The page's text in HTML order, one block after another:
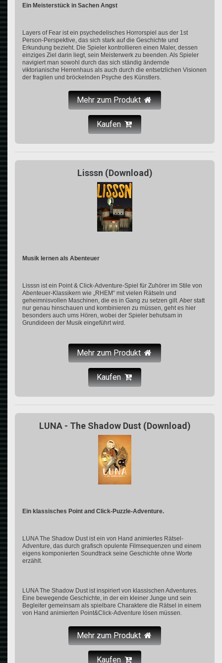
Ein Meisterstück in Sachen Angst
Layers of Fear ist ein psychedelisches Horrorspiel aus der 1st
Person-Perspektive, das sich stark auf die Geschichte und
Erkundung bezieht. Die Spieler kontrollieren einen Maler, dessen
einziges Ziel darin liegt, sein Meisterwerk zu beenden. Als Spieler
navigiert man sowohl durch das sich ständig ändernde
viktorianische Herrenhaus als auch durch die entsetzlichen Visionen
der fragilen und bröckelnden Psyche des Künstlers.
Mehr zum Produkt
Kaufen
Lisssn (Download)
Musik lernen als Abenteuer
Lisssn ist ein Point & Click-Adventure-Spiel für Zuhörer im Stile von
Abenteuer-Klassikern wie „RHEM“ mit vielen Rätseln und
geheimnisvollen Maschinen, die es in Gang zu setzen gilt. Aber statt
nur genau hinschauen und kombinieren zu müssen, geht es hier
besonders auch ums Hören, wobei der Spieler behutsam in
Grundideen der Musik eingeführt wird.
Mehr zum Produkt
Kaufen
LUNA - The Shadow Dust (Download)
Ein klassisches Point and Click-Puzzle-Adventure.
LUNA The Shadow Dust ist ein von Hand animiertes Rätsel-
Adventure, das durch grafisch opulente Filmsequenzen und einem
eigens komponierten Soundtrack seine Geschichte ohne Worte
erzählt.
LUNA The Shadow Dust ist inspiriert von klassischen Adventures.
Eine bewegende Geschichte, in der ein kleiner Junge und sein
Begleiter gemeinsam als spielbare Charaktere die Rätsel in einem
von Hand animierten Point&Click-Adventure lösen müssen.
Mehr zum Produkt
Kaufen